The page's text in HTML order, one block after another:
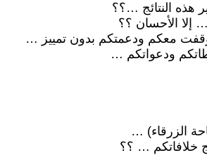
هذه النتائج …؟؟
إلا الأحسان ؟؟
معكم ودعمتكم بدون تمييز …
ودعواتكم …
الزرقاء) …
خلافاتكم … ؟؟